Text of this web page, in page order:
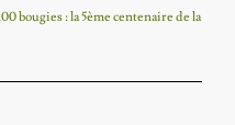
bougies : la 5ème centenaire de la